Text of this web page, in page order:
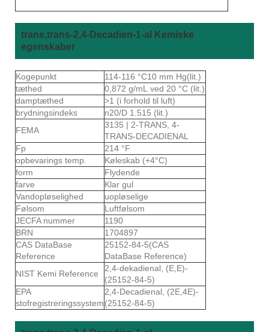
trans,trans-2,4-Decadien-1-al Kemiske
egenskaber
Kogepunkt
114-116 °C10 mm Hg(lit.)
tæthed
0,872 g/mL ved 20 °C (lit.)
damptæthed
>1 (i forhold til luft)
brydningsindeks
n20/D 1.515 (lit.)
FEMA
3135 | 2-TRANS, 4-
TRANS-DECADIENAL
Fp
214 °F
opbevarings temp.
Køleskab (+4°C)
form
Flydende
farve
Klar gul
Vandopløselighed
uopløselige
Følsom
Luftfølsom
JECFA nummer
1190
BRN
1704897
CAS DataBase
Reference
25152-84-5(CAS
DataBase Reference)
NIST Kemi Reference
2,4-dekadienal, (E,E)-
(25152-84-5)
EPA
stofregistreringssystem
2,4-Decadienal, (2E,4E)-
(25152-84-5)